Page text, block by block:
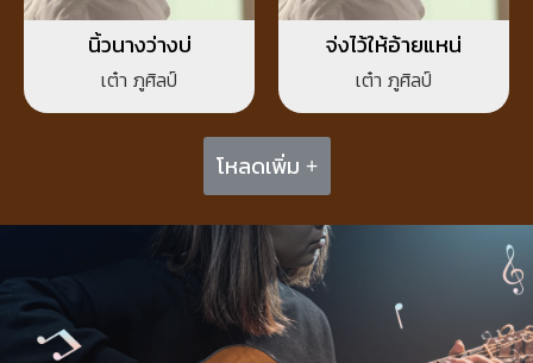
นิ้วนางว่างบ่
เต๋า ภูศิลป์
จ่งไว้ให้อ้ายแหน่
เต๋า ภูศิลป์
โหลดเพิ่ม +